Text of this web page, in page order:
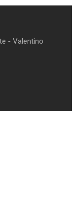
- Valentino